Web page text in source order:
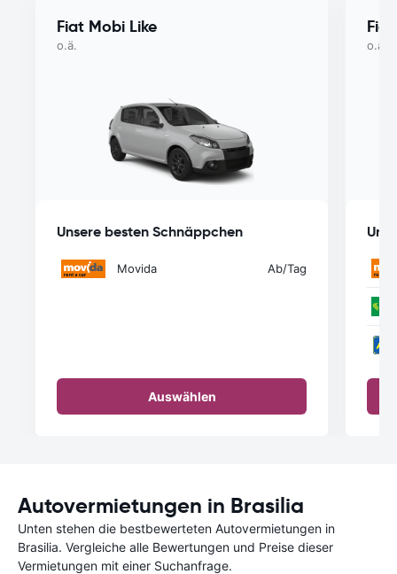
Fiat Mobi Like
o.ä.
Unsere besten Schnäppchen
Movida Ab/Tag
Auswählen
o.ä.
Autovermietungen in Brasilia
Unten stehen die bestbewerteten Autovermietungen in
Brasilia. Vergleiche alle Bewertungen und Preise dieser
Vermietungen mit einer Suchanfrage.